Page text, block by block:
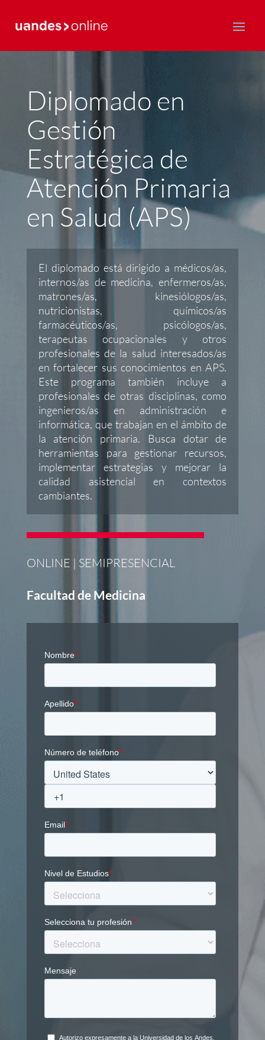
Postgrado y Educación Continua
Diplomado en
Gestión
Estratégica de
Atención Primaria
en Salud (APS)
El diplomado está dirigido a médicos/as,
internos/as de medicina, enfermeros/as,
matrones/as, kinesiólogos/as,
nutricionistas, químicos/as
farmacéuticos/as, psicólogos/as,
terapeutas ocupacionales y otros
profesionales de la salud interesados/as
en fortalecer sus conocimientos en APS.
Este programa también incluye a
profesionales de otras disciplinas, como
ingenieros/as en administración e
informática, que trabajan en el ámbito de
la atención primaria. Busca dotar de
herramientas para gestionar recursos,
implementar estrategias y mejorar la
calidad asistencial en contextos
cambiantes.
ONLINE | SEMIPRESENCIAL
Facultad de Medicina